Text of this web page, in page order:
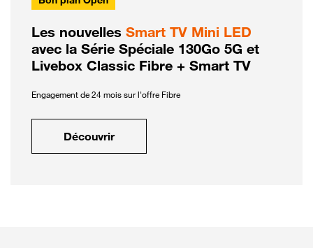
Les nouvelles Smart TV Mini LED
avec la Série Spéciale 130Go 5G et
Livebox Classic Fibre + Smart TV
Engagement de 24 mois sur l'offre Fibre
Découvrir